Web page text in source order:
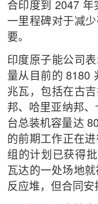
合印度到 2047 年
一里程碑对于减
要。
印度原子能公司
量从目前的 8180
兆瓦，包括在古
邦、哈里亚纳邦
台总装机容量达
的前期工作正在
组的计划已获得
瓦达的一处场地
反应堆，但合同安